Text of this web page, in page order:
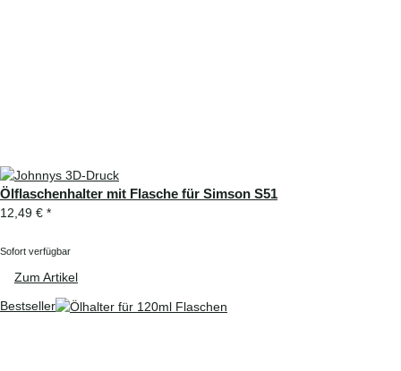
Ölflaschenhalter mit Flasche für Simson S51
12,49 € *
Sofort verfügbar
Zum Artikel
Bestseller